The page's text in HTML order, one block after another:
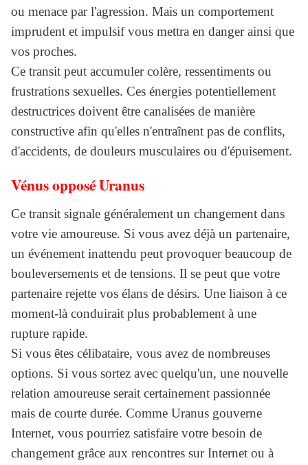
ou menace par l'agression. Mais un comportement
imprudent et impulsif vous mettra en danger ainsi que
vos proches.
Ce transit peut accumuler colère, ressentiments ou
frustrations sexuelles. Ces énergies potentiellement
destructrices doivent être canalisées de manière
constructive afin qu'elles n'entraînent pas de conflits,
d'accidents, de douleurs musculaires ou d'épuisement.
Vénus opposé Uranus
Ce transit signale généralement un changement dans
votre vie amoureuse. Si vous avez déjà un partenaire,
un événement inattendu peut provoquer beaucoup de
bouleversements et de tensions. Il se peut que votre
partenaire rejette vos élans de désirs. Une liaison à ce
moment-là conduirait plus probablement à une
rupture rapide.
Si vous êtes célibataire, vous avez de nombreuses
options. Si vous sortez avec quelqu'un, une nouvelle
relation amoureuse serait certainement passionnée
mais de courte durée. Comme Uranus gouverne
Internet, vous pourriez satisfaire votre besoin de
changement grâce aux rencontres sur Internet ou à